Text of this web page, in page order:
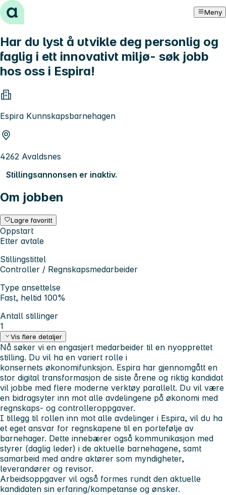
Hopp til innhold Meny
Har du lyst å utvikle deg personlig og
faglig i ett innovativt miljø- søk jobb
hos oss i Espira!
Espira Kunnskapsbarnehagen
4262 Avaldsnes
Stillingsannonsen er inaktiv.
Om jobben
Lagre favoritt
Oppstart
Etter avtale
Stillingstittel
Controller / Regnskapsmedarbeider
Type ansettelse
Fast, heltid 100%
Antall stillinger
1
Vis flere detaljer
Nå søker vi en engasjert medarbeider til en nyopprettet
stilling. Du vil ha en variert rolle i
konsernets økonomifunksjon. Espira har gjennomgått en
stor digital transformasjon de siste årene og riktig kandidat
vil jobbe med flere moderne verktøy parallelt. Du vil være
en bidragsyter inn mot alle avdelingene på økonomi med
regnskaps- og controlleroppgaver.
I tillegg til rollen inn mot alle avdelinger i Espira, vil du ha
et eget ansvar for regnskapene til en portefølje av
barnehager. Dette innebærer også kommunikasjon med
styrer (daglig leder) i de aktuelle barnehagene, samt
samarbeid med andre aktører som myndigheter,
leverandører og revisor.
Arbeidsoppgaver vil også formes rundt den aktuelle
kandidaten sin erfaring/kompetanse og ønsker.